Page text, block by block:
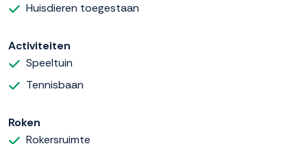
Huisdieren toegestaan
Activiteiten
Speeltuin
Tennisbaan
Roken
Rokersruimte